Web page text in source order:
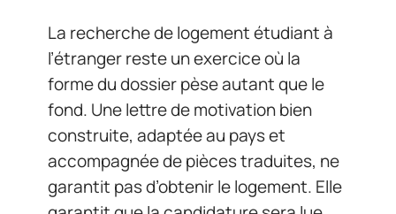
La recherche de logement étudiant à
l’étranger reste un exercice où la
forme du dossier pèse autant que le
fond. Une lettre de motivation bien
construite, adaptée au pays et
accompagnée de pièces traduites, ne
garantit pas d’obtenir le logement. Elle